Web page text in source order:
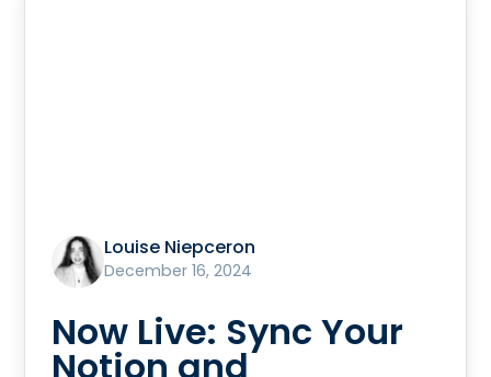
Louise Niepceron
December 16, 2024
Now Live: Sync Your
Notion and